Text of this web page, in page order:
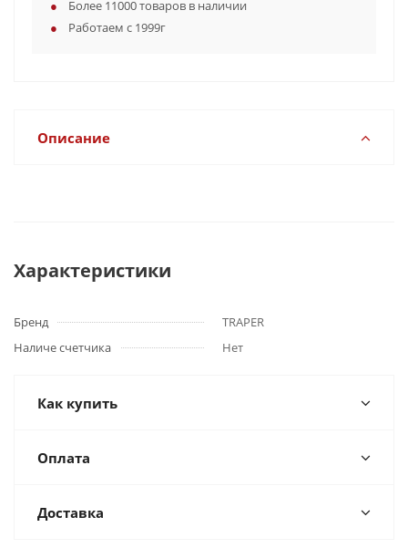
Более 11000 товаров в наличии
Работаем с 1999г
Описание
Характеристики
Бренд
TRAPER
Наличе счетчика
Нет
Как купить
Оплата
Доставка